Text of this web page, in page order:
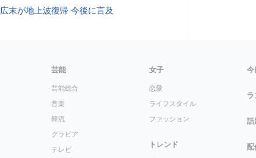
広末が地上波復帰 今後に言及
芸能
芸能総合
音楽
韓流
グラビア
テレビ
女子
恋愛
ライフスタイル
ファッション
トレンド
今
ラ
話
配